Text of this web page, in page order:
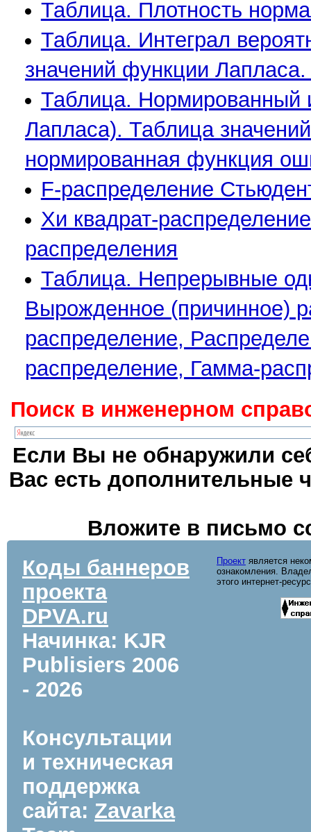
Таблица. Плотность
Таблица. Интеграл
значений функции
Таблица. Нормированный
Лапласа). Таблица
нормированная функция
F-распределение
Хи квадрат-
распределения
Таблица. Непрерывные
Вырожденное (причинное)
распределение,
распределение, Гамма-
Поиск в инженерном
Если Вы не обнаружили
Вас есть дополнительные
Вложите в письмо
Коды баннеров
проекта
DPVA.ru
Начинка: KJR
Publisiers 2006
- 2026
Консультации
и техническая
поддержка
сайта: Zavarka
Проект является
ознакомления.
этого интернет-